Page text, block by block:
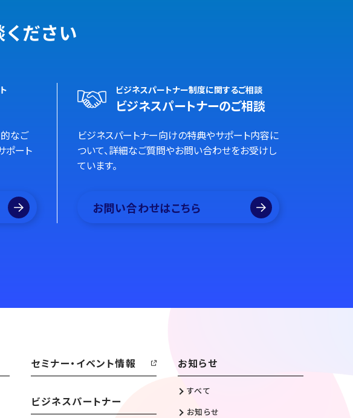
ださい
なご
ポート
ビジネスパートナー制度に関するご相談
ビジネスパートナーのご相談
ビジネスパートナー向けの特典やサポート内容に
ついて、詳細なご質問やお問い合わせをお受けし
ています。
お問い合わせはこちら
セミナー・イベント情報
ビジネスパートナー
お知らせ
すべて
お知らせ